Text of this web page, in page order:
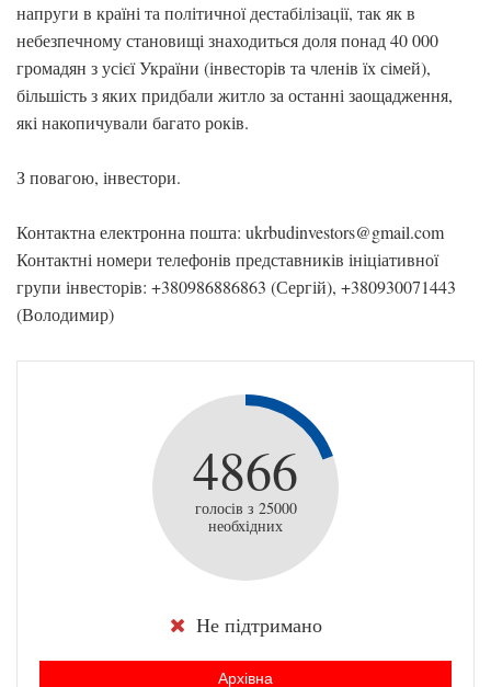
напруги в країні та політичної дестабілізації, так як в
небезпечному становищі знаходиться доля понад 40 000
громадян з усієї України (інвесторів та членів їх сімей),
більшість з яких придбали житло за останні заощадження,
які накопичували багато років.
З повагою, інвестори.
Контактна електронна пошта: ukrbudinvestors@gmail.com
Контактні номери телефонів представників ініціативної
групи інвесторів: +380986886863 (Сергій), +380930071443
(Володимир)
4866
голосів з 25000
необхідних
Не підтримано
Архівна